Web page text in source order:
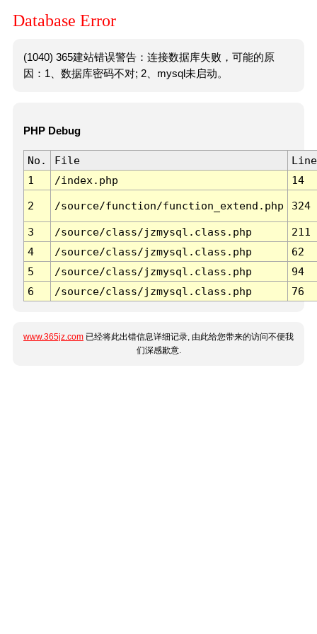
Database Error
(1040) 365建站错误警告：连接数据库失败，可能的原
因：1、数据库密码不对; 2、mysql未启动。
PHP Debug
No. File
Line
1
/index.php 14
2 /source/function/function_extend.php 324
3 /source/class/jzmysql.class.php
211
4
/source/class/jzmysql.class.php
62
5
/source/class/jzmysql.class.php
94
6
/source/class/jzmysql.class.php 76
www.365jz.com 已经将此出错信息详细记录, 由此给您带来的访问不便我
们深感歉意.